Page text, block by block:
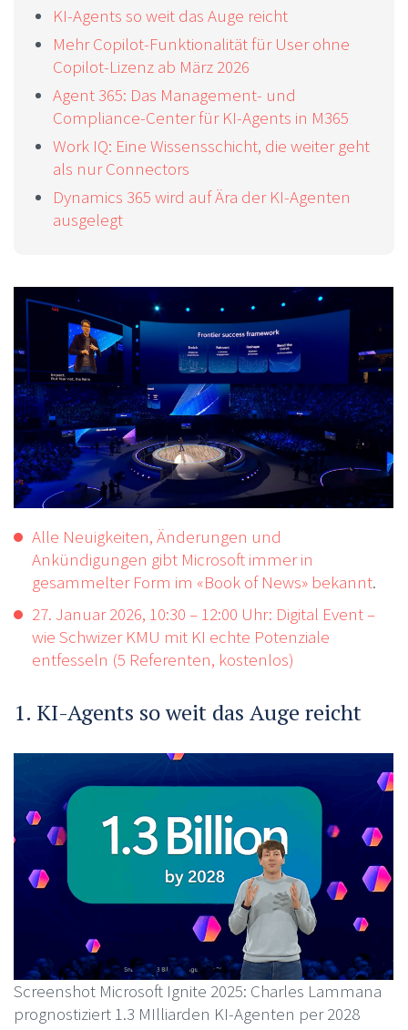
KI-Agents so weit das Auge reicht
Mehr Copilot-Funktionalität für User ohne
Copilot-Lizenz ab März 2026
Agent 365: Das Management- und
Compliance-Center für KI-Agents in M365
Work IQ: Eine Wissensschicht, die weiter geht
als nur Connectors
Dynamics 365 wird auf Ära der KI-Agenten
ausgelegt
Alle Neuigkeiten, Änderungen und
Ankündigungen gibt Microsoft immer in
gesammelter Form im «Book of News» bekannt.
27. Januar 2026, 10:30 – 12:00 Uhr: Digital Event –
wie Schwizer KMU mit KI echte Potenziale
entfesseln (5 Referenten, kostenlos)
1. KI-Agents so weit das Auge reicht
Screenshot Microsoft Ignite 2025: Charles Lammana
prognostiziert 1.3 MIlliarden KI-Agenten per 2028